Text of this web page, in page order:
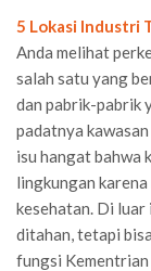
5 Lokasi Industri
Anda melihat
salah satu yang
dan pabrik-pabrik
padatnya
isu hangat bahwa
lingkungan
kesehatan. Di
ditahan, tetapi
fungsi